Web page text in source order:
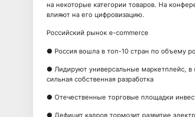
на некоторые категории товаров. На
влияют на его цифровизацию.
Российский рынок e-commerce
● Россия вошла в топ-10 стран по объему
● Лидируют универсальные маркетплейс, в
сильная собственная разработка
● Отечественные торговые площадки
● Дефицит кадров тормозит развитие